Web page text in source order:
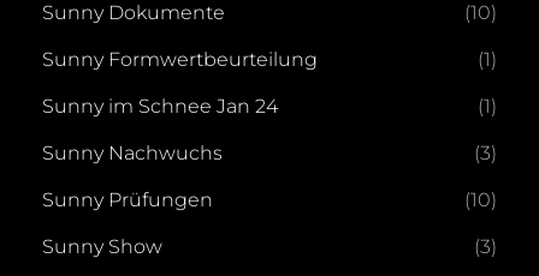
Sunny Dokumente (10)
Sunny Formwertbeurteilung (1)
Sunny im Schnee Jan 24 (1)
Sunny Nachwuchs (3)
Sunny Prüfungen (10)
Sunny Show (3)